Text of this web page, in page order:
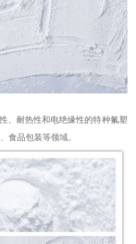
、耐热性和电绝缘性的特种氟塑
食品包装等领域。